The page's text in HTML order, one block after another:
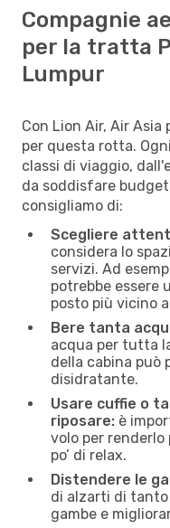
Compagnie
per la tratta
Lumpur
Con Lion Air, Air
per questa rotta.
classi di viaggio,
da soddisfare
consigliamo di:
Scegliere
considera lo
servizi. Ad
potrebbe essere
posto più vicino
Bere tanta
acqua per tutta
della cabina può
disidratante.
Usare cuffie o
riposare: è
volo per renderlo
po’ di relax.
Distendere le
di alzarti di
gambe e